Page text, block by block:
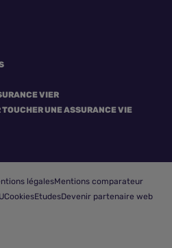
VIER
UNE ASSURANCE VIE
légalesMentions comparateur
CookiesEtudesDevenir partenaire web